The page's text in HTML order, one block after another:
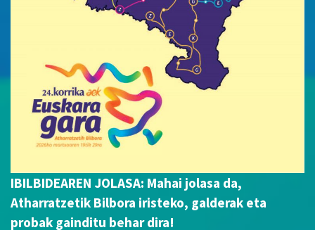
IBILBIDEAREN JOLASA: Mahai jolasa da,
Atharratzetik Bilbora iristeko, galderak eta
probak gainditu behar dira!